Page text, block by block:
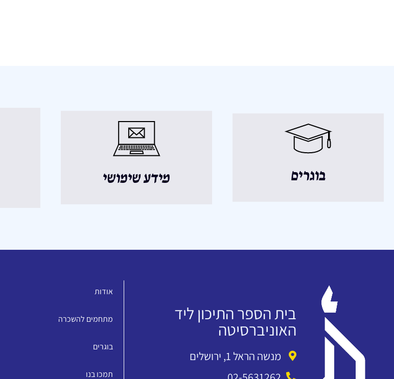
בוגרים מידע שימושי
בית הספר התיכון ליד
האוניברסיטה
מנשה הראל 1, ירושלים
אודות
מתחמים להשכרה
בוגרים
תמכו בנו